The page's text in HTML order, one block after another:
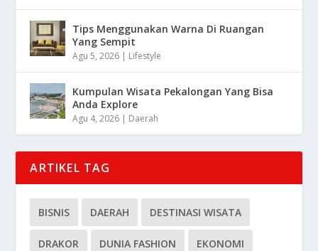
Tips Menggunakan Warna Di Ruangan
Yang Sempit
Agu 5, 2026 | Lifestyle
Kumpulan Wisata Pekalongan Yang Bisa
Anda Explore
Agu 4, 2026 | Daerah
ARTIKEL TAG
BISNIS DAERAH DESTINASI WISATA
DRAKOR DUNIA FASHION EKONOMI